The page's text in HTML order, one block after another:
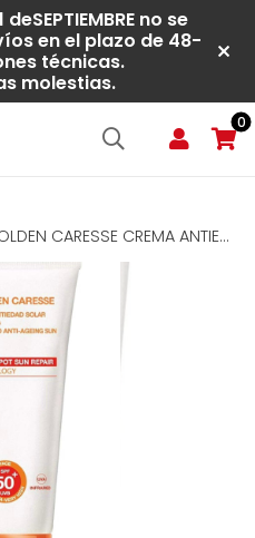
no se
en el plazo de 48-
técnicas.
molestias.
0
GERMAINE DE CAPUCCINI GOLDEN CARESSE CREMA ANTIEDAD SOLAR AVANZADA 30 SPF (50 ml)